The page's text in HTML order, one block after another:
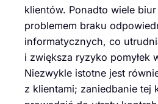
klientów. Ponadto wiele
problemem braku
informatycznych, co
i zwiększa ryzyko pomyłek
Niezwykle istotne jest
z klientami; zaniedbanie tej